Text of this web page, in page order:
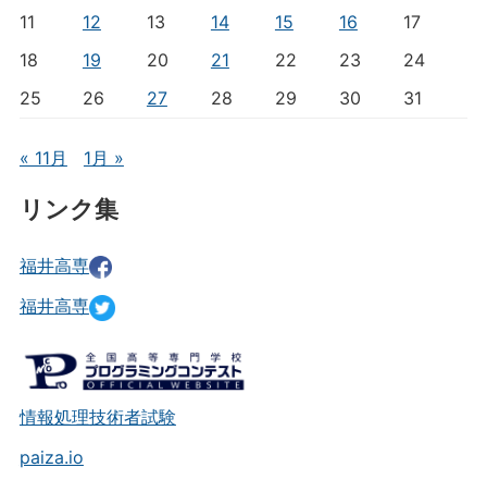
11
12 13 14 15 16
17
18
19 20 21 22 23
24
25
26 27 28 29 30 31
« 11月 1月 »
リンク集
福井高専
福井高専
情報処理技術者試験
paiza.io